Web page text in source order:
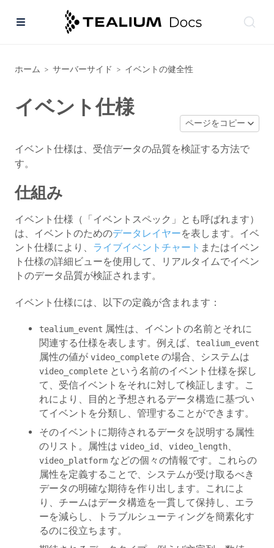
ホーム > サーバーサイド > イベントの健全性
イベント仕様
ページをコピー
イベント仕様は、受信データの品質を検証する方法で
す。
仕組み
イベント仕様（「イベントスペック」とも呼ばれます）
は、イベントのためのデータレイヤーを表します。イベ
ント仕様により、 ライブイベントチャート またはイベン
ト仕様の詳細ビューを使用して、リアルタイムでイベン
トのデータ品質が検証されます。
イベント仕様には、以下の定義が含まれます：
tealium_event 属性は、イベントの名前とそれに
関連する仕様を表します。例えば、
tealium_event
属性の値が video_complete の場合、システムは
video_complete という名前のイベント仕様を探し
て、受信イベントをそれに対して検証します。こ
れにより、目的と予想されるデータ構造に基づい
てイベントを分類し、管理することができます。
そのイベントに期待されるデータを説明する属性
のリスト。属性は video_id 、 video_length、
video_platform などの個々の情報です。これらの
属性を定義することで、システムが受け取るべき
データの明確な期待を作り出します。これによ
り、チームはデータ構造を一貫して保持し、エラ
ーを減らし、トラブルシューティングを簡素化す
るのに役立ちます。